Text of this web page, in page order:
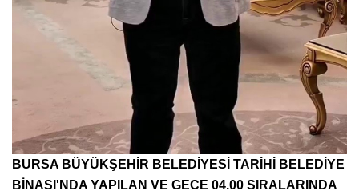
BURSA BÜYÜKŞEHİR BELEDİYESİ TARİHİ BELEDİYE
BİNASI'NDA YAPILAN VE GECE 04.00 SIRALARINDA